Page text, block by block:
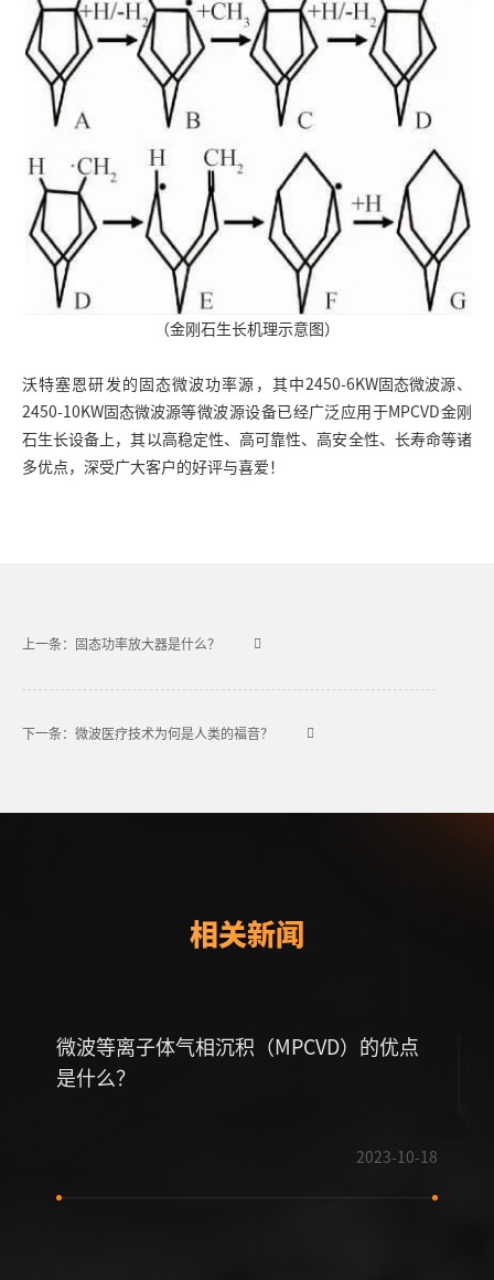
（金刚石生长机理示意图）
沃特塞恩研发的固态微波功率源，其中2450-6KW固态微波源、
2450-10KW固态微波源等微波源设备已经广泛应用于MPCVD金刚
石生长设备上，其以高稳定性、高可靠性、高安全性、长寿命等诸
多优点，深受广大客户的好评与喜爱！
上一条：固态功率放大器是什么？
下一条：微波医疗技术为何是人类的福音？
相关新闻
微波等离子体气相沉积（MPCVD）的优点
是什么？
2023-10-18